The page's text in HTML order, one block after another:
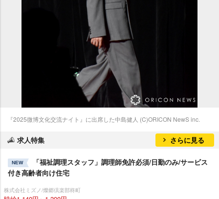
『2025微博文化交流ナイト』に出席した中島健人 (C)ORICON NewS inc.
求人特集 さらに見る
NEW
「福祉調理スタッフ」調理師免許必須/日勤のみ/サービス
付き高齢者向け住宅
株式会社ミズノ/燦郷倶楽部柊町